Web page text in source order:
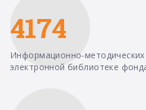
4174
Информационно-
электронной библиотеке